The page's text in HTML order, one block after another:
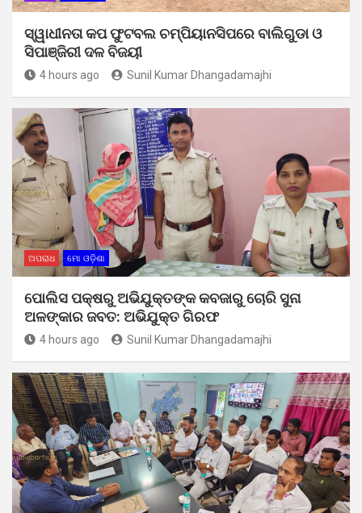
ସ୍ୱାଧୀନତା କପ ଫୁଟବଲ ଚମ୍ପିୟାନସିପରେ ବାଲିଗୁଡା ଓ
ସିପାଞ୍ଜିରୀ ଦଳ ବିଜୟୀ
4 hours ago Sunil Kumar Dhangadamajhi
ଅପରାଧ ମୋ ଓଡ଼ିଶା
ପୋଲିସ ପକ୍ଷରୁ ଅଭିଯୁକ୍ତଙ୍କ କବଜାରୁ ଚୋରି ସୁନା
ଅଳଙ୍କାର ଜବତ: ଅଭିଯୁକ୍ତ ଗିରଫ
4 hours ago Sunil Kumar Dhangadamajhi